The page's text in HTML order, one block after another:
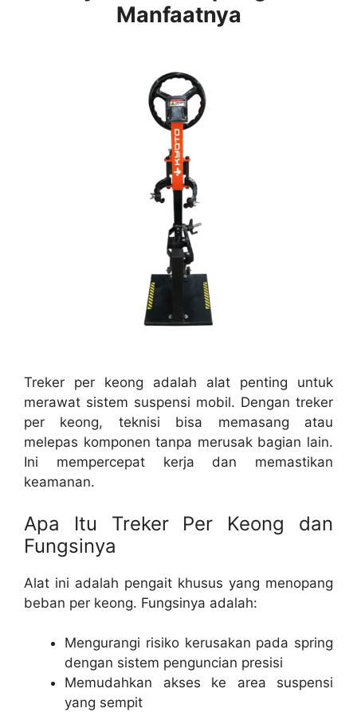
Manfaatnya
Treker per keong adalah alat penting untuk
merawat sistem suspensi mobil. Dengan treker
per keong, teknisi bisa memasang atau
melepas komponen tanpa merusak bagian lain.
Ini mempercepat kerja dan memastikan
keamanan.
Apa Itu Treker Per Keong dan
Fungsinya
Alat ini adalah pengait khusus yang menopang
beban per keong. Fungsinya adalah:
Mengurangi risiko kerusakan pada spring
dengan sistem penguncian presisi
Memudahkan akses ke area suspensi
yang sempit